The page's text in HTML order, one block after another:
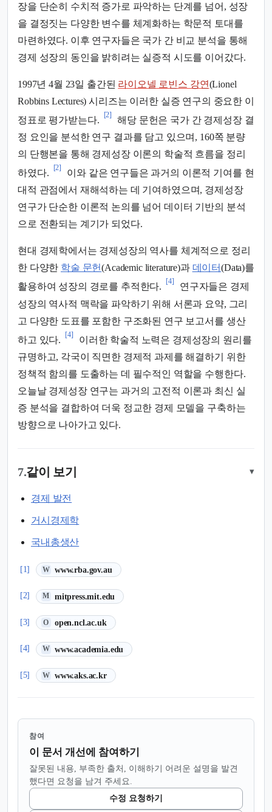
장을 단순히 수치적 증가로 파악하는 단계를 넘어, 성장
을 결정짓는 다양한 변수를 체계화하는 학문적 토대를
마련하였다. 이후 연구자들은 국가 간 비교 분석을 통해
경제 성장의 동인을 밝히려는 실증적 시도를 이어갔다.
1997년 4월 23일 출간된 라이오넬 로빈스 강연(Lionel
Robbins Lectures) 시리즈는 이러한 실증 연구의 중요한 이
정표로 평가받는다.
[2]
해당 문헌은 국가 간 경제성장 결
정 요인을 분석한 연구 결과를 담고 있으며, 160쪽 분량
의 단행본을 통해 경제성장 이론의 학술적 흐름을 정리
하였다.
[2]
이와 같은 연구들은 과거의 이론적 기여를 현
대적 관점에서 재해석하는 데 기여하였으며, 경제성장
연구가 단순한 이론적 논의를 넘어 데이터 기반의 분석
으로 전환되는 계기가 되었다.
현대 경제학에서는 경제성장의 역사를 체계적으로 정리
한 다양한 학술 문헌(Academic literature)과 데이터(Data)를
활용하여 성장의 경로를 추적한다.
[4]
연구자들은 경제
성장의 역사적 맥락을 파악하기 위해 서론과 요약, 그리
고 다양한 도표를 포함한 구조화된 연구 보고서를 생산
하고 있다.
[4]
이러한 학술적 노력은 경제성장의 원리를
규명하고, 각국이 직면한 경제적 과제를 해결하기 위한
정책적 함의를 도출하는 데 필수적인 역할을 수행한다.
오늘날 경제성장 연구는 과거의 고전적 이론과 최신 실
증 분석을 결합하여 더욱 정교한 경제 모델을 구축하는
방향으로 나아가고 있다.
7.같이 보기 ▾
경제 발전
거시경제학
국내총생산
[1] W www.rba.gov.au
(새 탭에서 열림)
[2] M mitpress.mit.edu
(새 탭에서 열림)
[3] O open.ncl.ac.uk
(새 탭에서 열림)
[4] W www.academia.edu
(새 탭에서 열림)
[5] W www.aks.ac.kr
(새 탭에서 열림)
참여
이 문서 개선에 참여하기
잘못된 내용, 부족한 출처, 이해하기 어려운 설명을 발견
했다면 요청을 남겨 주세요.
수정 요청하기